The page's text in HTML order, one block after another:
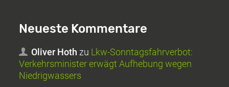
Neueste Kommentare
Oliver Hoth zu Lkw-Sonntagsfahrverbot:
Verkehrsminister erwägt Aufhebung wegen
Niedrigwassers